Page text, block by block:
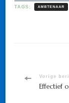
TAGS: AMBTENAAR
Bericht
Vorige
Effectief